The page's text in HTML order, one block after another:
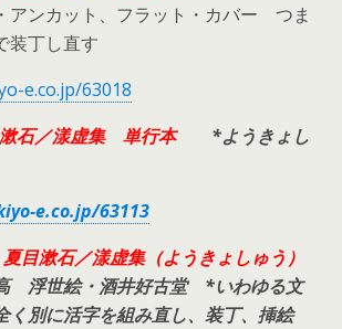
アンカット、フラット・カバー つま
装丁し直す
e.co.jp/63018
石／漾虚集 単行本*ようきょし
e.co.jp/63113
目漱石／漾虚集（ようきょしゅう）
浮世絵・酒井好古堂 *いわゆる文
く別に活字を組み直し、装丁、挿絵